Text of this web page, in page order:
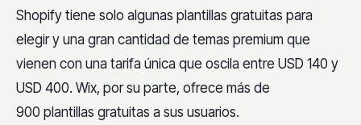
Shopify tiene solo algunas plantillas gratuitas para
elegir y una gran cantidad de temas premium que
vienen con una tarifa única que oscila entre USD 140 y
USD 400. Wix, por su parte, ofrece más de
900 plantillas gratuitas a sus usuarios.